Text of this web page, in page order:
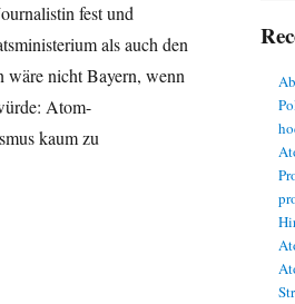
fest und
als auch den
wäre nicht Bayern, wenn
Atom-
kaum zu
abgebügelt“ – Bayerns